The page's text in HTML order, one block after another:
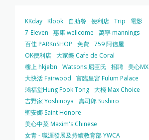
KKday Klook 自助餐 便利店 Trip
電影
7-Eleven
惠康 wellcome
萬寧 mannings
百佳 PARKnSHOP
免費 759 阿信屋
OK便利店 大家樂 Cafe de Coral
樓上 hkjebn
Watsons 屈臣氏 招聘 美心MX
大快活 Fairwood
富臨皇宮 Fulum Palace
鴻福堂Hung Fook Tong 大棧 Max Choice
吉野家 Yoshinoya
壽司郎 Sushiro
聖安娜 Saint Honore
美心中菜 Maxim's Chinese
女青 - 職涯發展及持續教育部 YWCA